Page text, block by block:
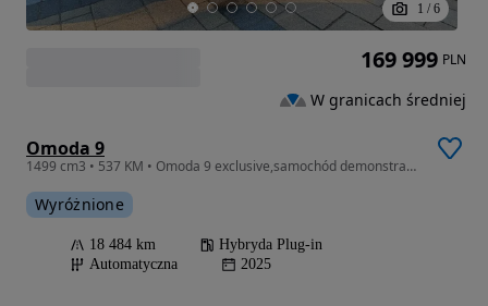
1 / 6
Omoda 9
1499 cm3 • 537 KM • Omoda 9 exclusive,samochód demonstracyjny
Wyróżnione
18 484 km
Hybryda Plug-in
Automatyczna
2025
169 999 PLN
W granicach średniej